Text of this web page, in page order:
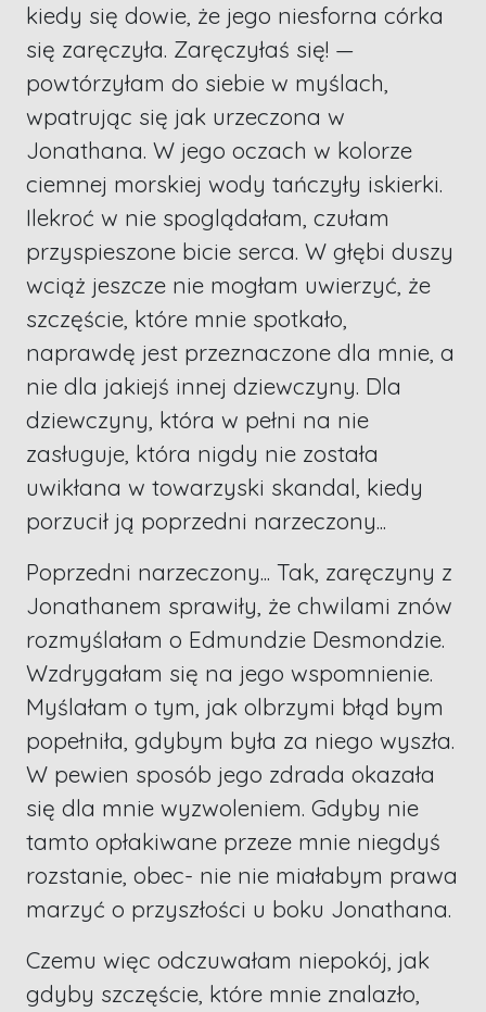
kiedy się dowie, że jego niesforna córka
się zaręczyła. Zaręczyłaś się! —
powtórzyłam do siebie w myślach,
wpatrując się jak urzeczona w
Jonathana. W jego oczach w kolorze
ciemnej morskiej wody tańczyły iskierki.
Ilekroć w nie spoglądałam, czułam
przyspieszone bicie serca. W głębi duszy
wciąż jeszcze nie mogłam uwierzyć, że
szczęście, które mnie spotkało,
naprawdę jest przeznaczone dla mnie, a
nie dla jakiejś innej dziewczyny. Dla
dziewczyny, która w pełni na nie
zasługuje, która nigdy nie została
uwikłana w towarzyski skandal, kiedy
porzucił ją poprzedni narzeczony...
Poprzedni narzeczony... Tak, zaręczyny z
Jonathanem sprawiły, że chwilami znów
rozmyślałam o Edmundzie Desmondzie.
Wzdrygałam się na jego wspomnienie.
Myślałam o tym, jak olbrzymi błąd bym
popełniła, gdybym była za niego wyszła.
W pewien sposób jego zdrada okazała
się dla mnie wyzwoleniem. Gdyby nie
tamto opłakiwane przeze mnie niegdyś
rozstanie, obec- nie nie miałabym prawa
marzyć o przyszłości u boku Jonathana.
Czemu więc odczuwałam niepokój, jak
gdyby szczęście, które mnie znalazło,